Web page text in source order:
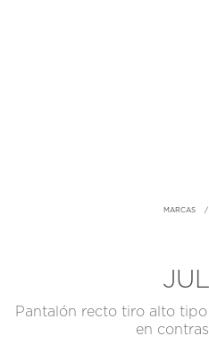
MARCAS
Pantalón recto tiro alto
en